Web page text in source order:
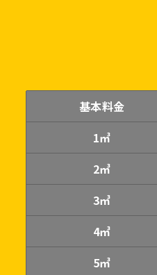
基本料金
1㎥
2㎥
3㎥
4㎥
5㎥